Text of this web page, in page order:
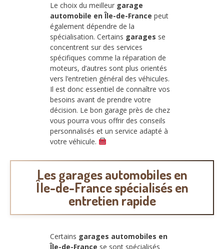
Le choix du meilleur garage
automobile en Île-de-France peut
également dépendre de la
spécialisation. Certains garages se
concentrent sur des services
spécifiques comme la réparation de
moteurs, d’autres sont plus orientés
vers l’entretien général des véhicules.
Il est donc essentiel de connaître vos
besoins avant de prendre votre
décision. Le bon garage près de chez
vous pourra vous offrir des conseils
personnalisés et un service adapté à
votre véhicule.
Lesgarages automobiles en
Île-de-Francespécialisés en
entretien rapide
Certains garages automobiles en
Île-de-France se sont spécialisés